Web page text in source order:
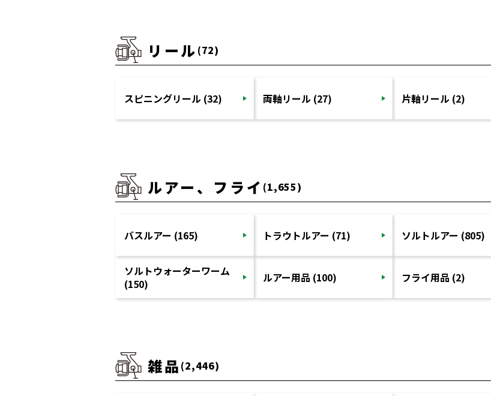
リール (72)
スピニングリール (32) 両軸リール (27) 片軸リール (2)
ルアー、フライ (1,655)
バスルアー (165) トラウトルアー (71) ソルトルアー (805)
ソルトウォーターワーム
(150)
ルアー用品 (100) フライ用品 (2)
雑品 (2,446)